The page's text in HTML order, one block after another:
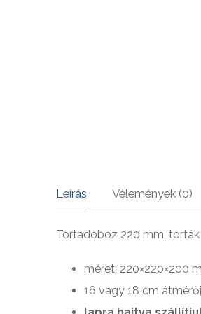
Leírás Vélemények (0)
Tortadoboz 220 mm,
méret: 220×220×200
16 vagy 18 cm